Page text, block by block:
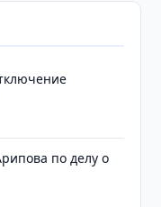
по делу о